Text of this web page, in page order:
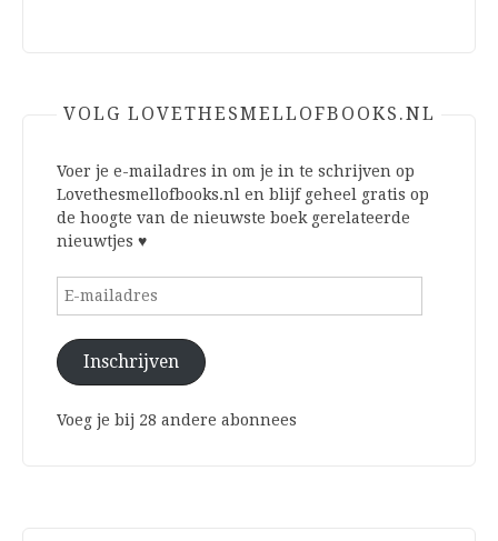
VOLG LOVETHESMELLOFBOOKS.NL
Voer je e-mailadres in om je in te schrijven op
Lovethesmellofbooks.nl en blijf geheel gratis op
de hoogte van de nieuwste boek gerelateerde
nieuwtjes ♥
E-
Inschrijven
Voeg je bij 28 andere abonnees